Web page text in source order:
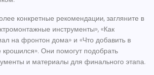
конкретные рекомендации, загляните в
инструменты», «Как
на фронтон дома» и «Что добавить в
крошился». Они помогут подобрать
и материалы для финального этапа.